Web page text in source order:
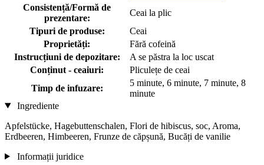
Consistență/Formă de
prezentare:
Ceai la plic
Tipuri de produse:
Ceai
Proprietăți:
Fără cofeină
Instrucțiuni de depozitare:
A se păstra la loc uscat
Conținut - ceaiuri:
Pliculețe de ceai
Timp de infuzare:
5 minute, 6 minute, 7 minute, 8
minute
Ingrediente
Apfelstücke, Hagebuttenschalen, Flori de hibiscus, soc, Aroma,
Erdbeeren, Himbeeren, Frunze de căpșună, Bucăți de vanilie
Informații juridice